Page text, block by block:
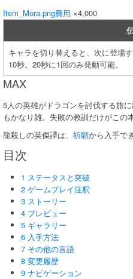
Item_Mora.png費用 ×4,000
キャラを切り替えると、次に登場
10秒。20秒に1回のみ発動可能。
MAX
5人の英雄がドラゴンを討伐する旅
もかなり雑。失敗の教訓だけがこの
龍殺しの英傑譚は、 祈願から入手で
目次
1 ステータスと突破
2 ゲームプレイ注釈
3 ストーリー
4 プレビュー
5 ギャラリー
6 入手方法
7 その他の言語
8 変更履歴
9 ナビゲーション